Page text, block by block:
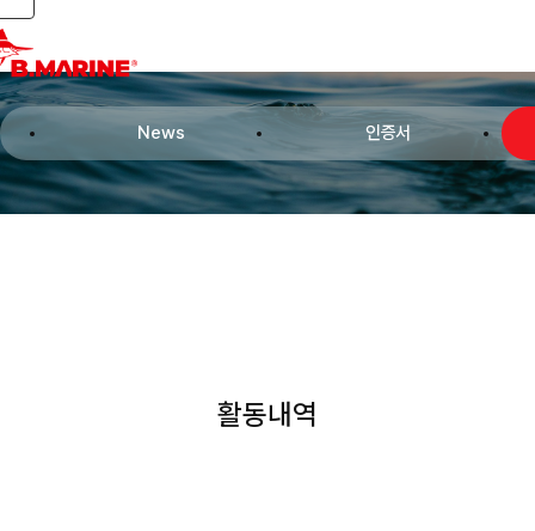
Toggle navigation
News 인증서
활동내역